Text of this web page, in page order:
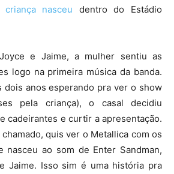
criança nasceu dentro do Estádio
e Jaime, a mulher sentiu as
logo na primeira música da banda.
dois anos esperando pra ver o show
pela criança), o casal decidiu
cadeirantes e curtir a apresentação.
quis ver o Metallica com os
nasceu ao som de Enter Sandman,
Jaime. Isso sim é uma história pra